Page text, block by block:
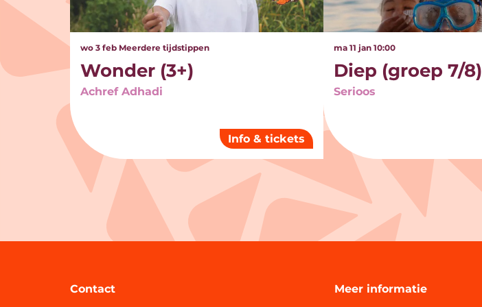
Wonder (3+)
Achref Adhadi
wo 3 feb Meerdere tijdstippen
Info & tickets
Diep (groep 7/8)
Serioos
ma 11 jan10:00
Contact Meer informatie